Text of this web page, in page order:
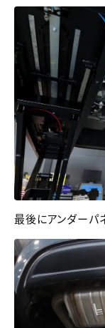
最後にアンダーパ